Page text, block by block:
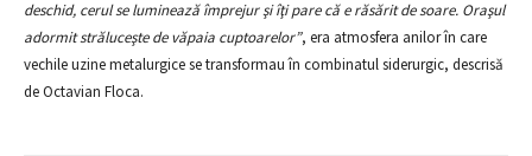
deschid, cerul se luminează împrejur şi îţi pare că e răsărit de soare. Oraşul
adormit străluceşte de văpaia cuptoarelor”, era atmosfera anilor în care
vechile uzine metalurgice se transformau în combinatul siderurgic, descrisă
de Octavian Floca.